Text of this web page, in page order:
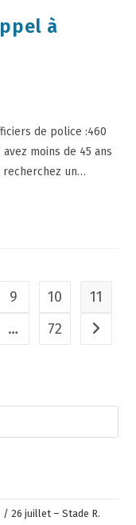
à
de police :460
moins de 45 ans
recherchez un…
9 10
11
… 72
26 juillet – Stade R.